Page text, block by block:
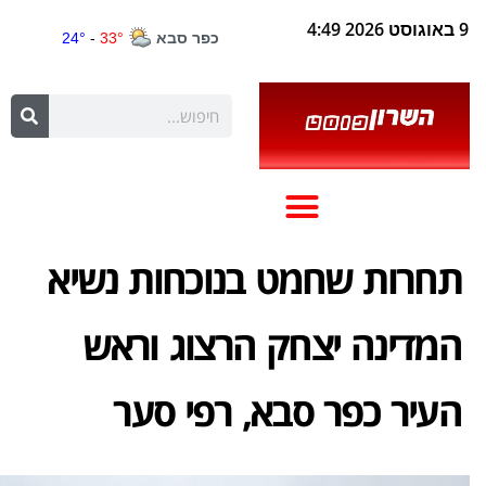
9 באוגוסט 2026 4:49
תחרות שחמט בנוכחות נשיא
המדינה יצחק הרצוג וראש
העיר כפר סבא, רפי סער